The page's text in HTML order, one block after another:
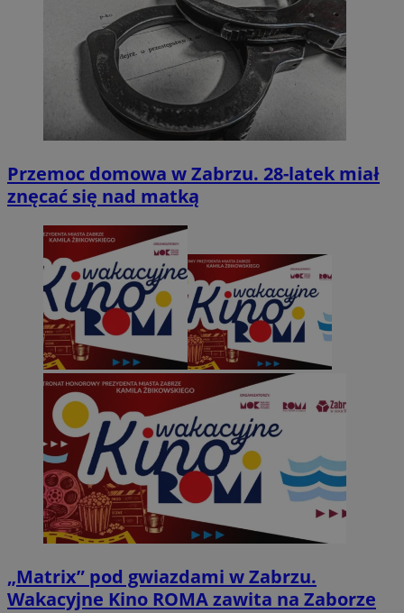
Przemoc domowa w Zabrzu. 28-latek miał
znęcać się nad matką
„Matrix” pod gwiazdami w Zabrzu.
Wakacyjne Kino ROMA zawita na Zaborze